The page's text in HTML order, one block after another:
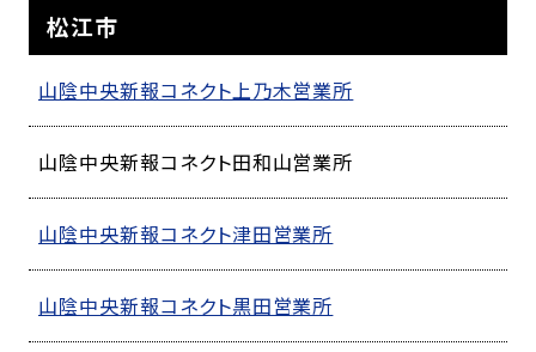
松江市
山陰中央新報コネクト上乃木営業所
山陰中央新報コネクト田和山営業所
山陰中央新報コネクト津田営業所
山陰中央新報コネクト黒田営業所